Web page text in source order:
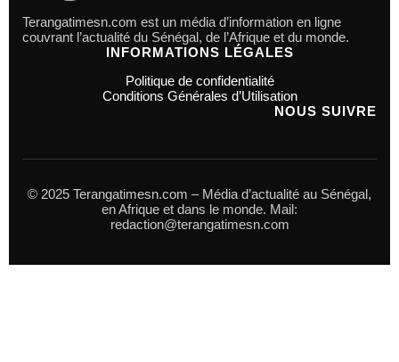
Terangatimesn.com est un média d’information en ligne
couvrant l’actualité du Sénégal, de l’Afrique et du monde.
INFORMATIONS LÉGALES
Politique de confidentialité
Conditions Générales d’Utilisation
NOUS SUIVRE
© 2025 Terangatimesn.com – Média d’actualité au Sénégal,
en Afrique et dans le monde. Mail:
redaction@terangatimesn.com